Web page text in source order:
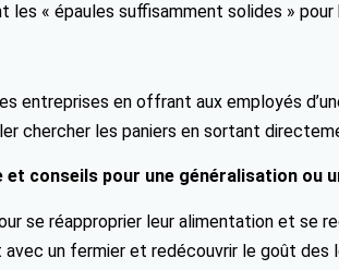
les « épaules suffisamment solides »
entreprises en offrant aux employés
chercher les paniers en sortant
conseils pour une généralisation ou
se réapproprier leur alimentation et se
un fermier et redécouvrir le goût des